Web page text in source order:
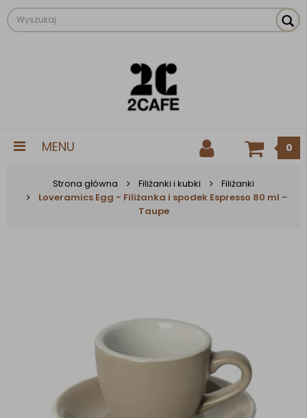
MENU 0
Strona główna Filiżanki i kubki
Filiżanki
Loveramics Egg - Filiżanka i spodek Espresso 80 ml -
Taupe